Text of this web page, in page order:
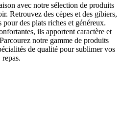
avec notre sélection de produits
Retrouvez des cèpes et des gibiers,
des plats riches et généreux.
ils apportent caractère et
notre gamme de produits
de qualité pour sublimer vos
repas.